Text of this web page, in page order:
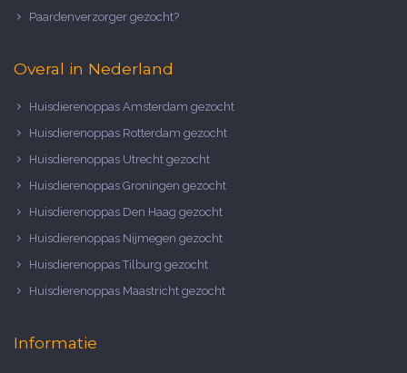
Paardenverzorger gezocht?
Overal in Nederland
Huisdierenoppas Amsterdam gezocht
Huisdierenoppas Rotterdam gezocht
Huisdierenoppas Utrecht gezocht
Huisdierenoppas Groningen gezocht
Huisdierenoppas Den Haag gezocht
Huisdierenoppas Nijmegen gezocht
Huisdierenoppas Tilburg gezocht
Huisdierenoppas Maastricht gezocht
Informatie